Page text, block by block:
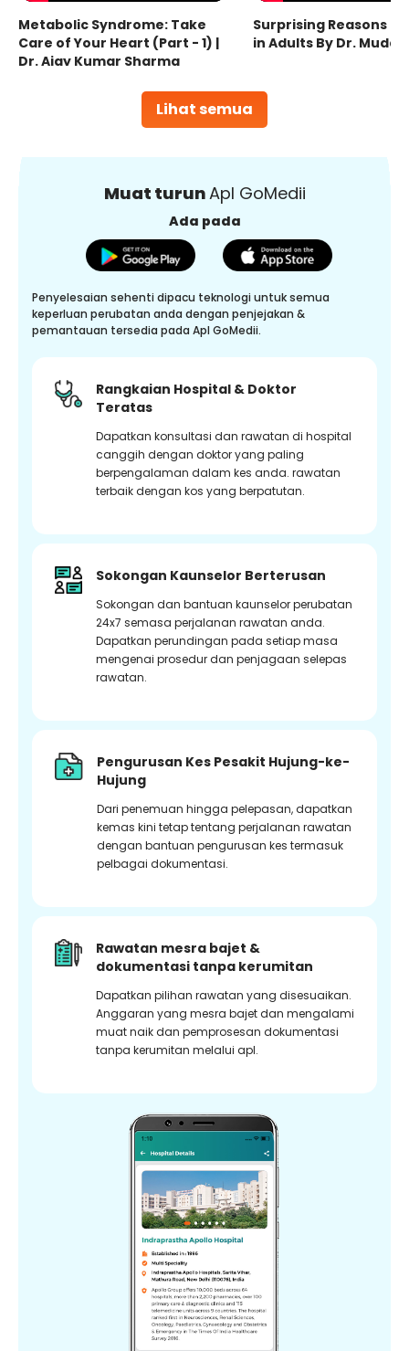
Lihat semua
Metabolic Syndrome: Take
Care of Your Heart (Part - 1) |
Dr. Ajay Kumar Sharma
Surprising Reasons
in Adults By Dr.
Muat turunApl GoMedii
Ada pada
Penyelesaian sehenti dipacu teknologi untuk semua
keperluan perubatan anda dengan penjejakan &
pemantauan tersedia pada Apl GoMedii.
Rangkaian Hospital & Doktor
Teratas
Dapatkan konsultasi dan rawatan di hospital
canggih dengan doktor yang paling
berpengalaman dalam kes anda. rawatan
terbaik dengan kos yang berpatutan.
Sokongan Kaunselor Berterusan
Sokongan dan bantuan kaunselor perubatan
24x7 semasa perjalanan rawatan anda.
Dapatkan perundingan pada setiap masa
mengenai prosedur dan penjagaan selepas
rawatan.
Pengurusan Kes Pesakit Hujung-ke-
Hujung
Dari penemuan hingga pelepasan, dapatkan
kemas kini tetap tentang perjalanan rawatan
dengan bantuan pengurusan kes termasuk
pelbagai dokumentasi.
Rawatan mesra bajet &
dokumentasi tanpa kerumitan
Dapatkan pilihan rawatan yang disesuaikan.
Anggaran yang mesra bajet dan mengalami
muat naik dan pemprosesan dokumentasi
tanpa kerumitan melalui apl.